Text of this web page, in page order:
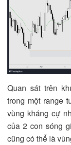
Quan sát trên
trong một range
vùng kháng cự
của 2 con sóng
cũng có thể là